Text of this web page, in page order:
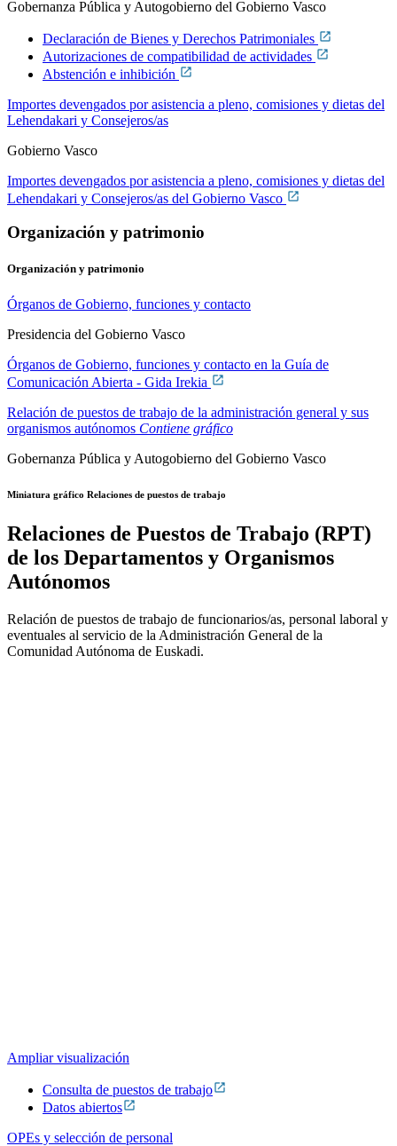
Gobernanza Pública y Autogobierno del Gobierno Vasco
Declaración de Bienes y Derechos Patrimoniales
Autorizaciones de compatibilidad de actividades
Abstención e inhibición
Importes devengados por asistencia a pleno, comisiones y dietas del
Lehendakari y Consejeros/as
Gobierno Vasco
Importes devengados por asistencia a pleno, comisiones y dietas del
Lehendakari y Consejeros/as del Gobierno Vasco
Organización y patrimonio
Organización y patrimonio
Órganos de Gobierno, funciones y contacto
Presidencia del Gobierno Vasco
Órganos de Gobierno, funciones y contacto en la Guía de
Comunicación Abierta - Gida Irekia
Relación de puestos de trabajo de la administración general y sus
organismos autónomos Contiene gráfico
Gobernanza Pública y Autogobierno del Gobierno Vasco
Miniatura gráfico Relaciones de puestos de trabajo
Relaciones de Puestos de Trabajo (RPT)
de los Departamentos y Organismos
Autónomos
Relación de puestos de trabajo de funcionarios/as, personal laboral y
eventuales al servicio de la Administración General de la
Comunidad Autónoma de Euskadi.
Ampliar visualización
Consulta de puestos de trabajo
Datos abiertos
OPEs y selección de personal